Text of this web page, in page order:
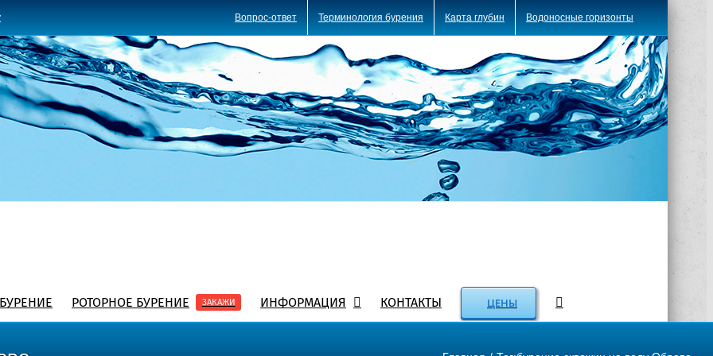
Вопрос-ответ Терминология бурения Карта глубин Водоносные горизонты
РОТОРНОЕ БУРЕНИЕ ЗАКАЖИ ИНФОРМАЦИЯ КОНТАКТЫ ЦЕНЫ